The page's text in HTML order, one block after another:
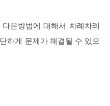
운방법에 대해서 차례차례
하게 문제가 해결될 수 있으